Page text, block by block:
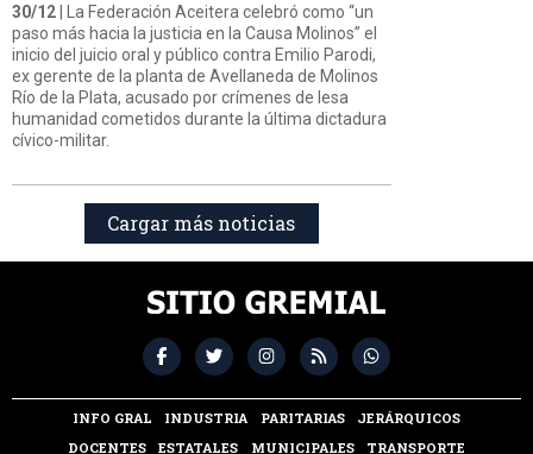
30/12 | La Federación Aceitera celebró como “un
paso más hacia la justicia en la Causa Molinos” el
inicio del juicio oral y público contra Emilio Parodi,
ex gerente de la planta de Avellaneda de Molinos
Río de la Plata, acusado por crímenes de lesa
humanidad cometidos durante la última dictadura
cívico-militar.
Cargar más noticias
INFO GRAL INDUSTRIA PARITARIAS
JERÁRQUICOS
DOCENTES
ESTATALES MUNICIPALES TRANSPORTE